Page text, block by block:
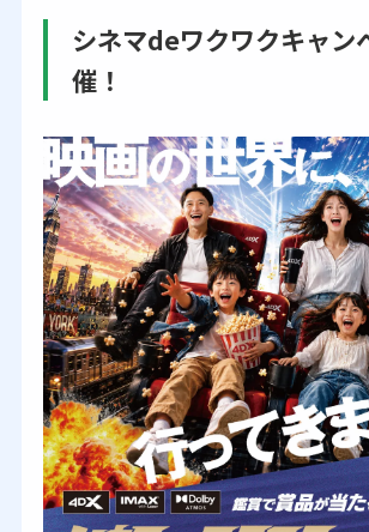
シネマdeワクワクキャン
催！